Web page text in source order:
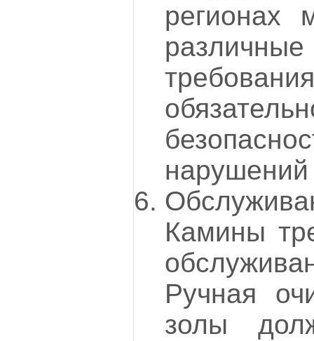
регионах
нарушений
Камины
Ручная
золы